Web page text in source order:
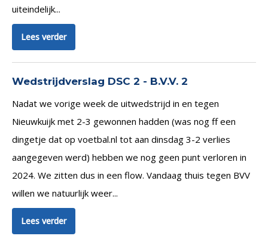
uiteindelijk...
Lees verder
Wedstrijdverslag DSC 2 - B.V.V. 2
Nadat we vorige week de uitwedstrijd in en tegen
Nieuwkuijk met 2-3 gewonnen hadden (was nog ff een
dingetje dat op voetbal.nl tot aan dinsdag 3-2 verlies
aangegeven werd) hebben we nog geen punt verloren in
2024. We zitten dus in een flow. Vandaag thuis tegen BVV
willen we natuurlijk weer...
Lees verder